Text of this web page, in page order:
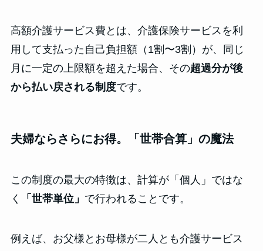
高額介護サービス費とは、介護保険サービスを利
用して支払った自己負担額（1割〜3割）が、同じ
月に一定の上限額を超えた場合、その超過分が後
から払い戻される制度です。
夫婦ならさらにお得。「世帯合算」の魔法
この制度の最大の特徴は、計算が「個人」ではな
く
「世帯単位」 で行われることです。
例えば、お父様とお母様が二人とも介護サービス